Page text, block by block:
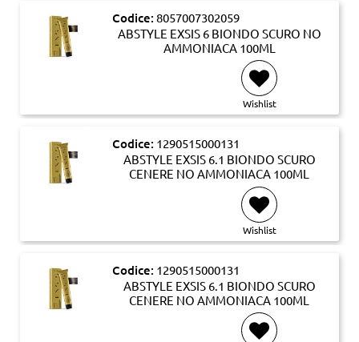
Codice: 8057007302059
ABSTYLE EXSIS 6 BIONDO SCURO NO
AMMONIACA 100ML
Wishlist
Codice: 1290515000131
ABSTYLE EXSIS 6.1 BIONDO SCURO
CENERE NO AMMONIACA 100ML
Wishlist
Codice: 1290515000131
ABSTYLE EXSIS 6.1 BIONDO SCURO
CENERE NO AMMONIACA 100ML